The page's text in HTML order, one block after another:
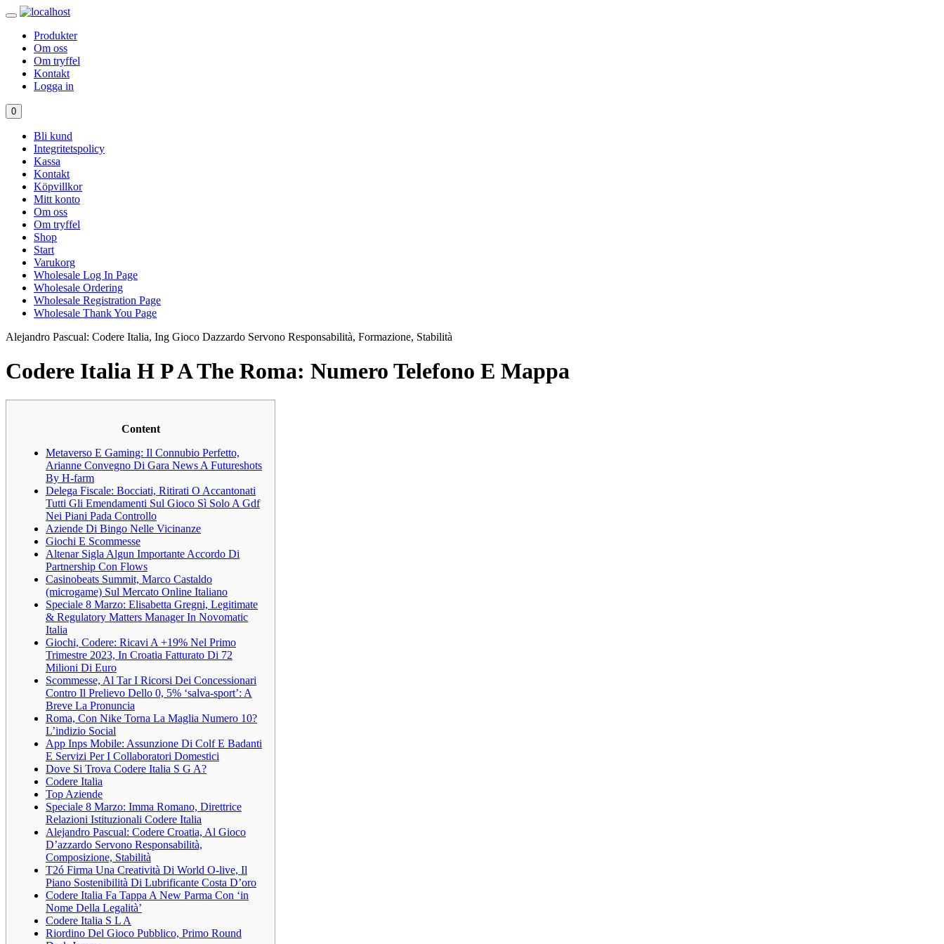
Produkter
Om oss
Om tryffel
Kontakt
Logga in
0
Bli kund
Integritetspolicy
Kassa
Kontakt
Köpvillkor
Mitt konto
Om oss
Om tryffel
Shop
Start
Varukorg
Wholesale Log In Page
Wholesale Ordering
Wholesale Registration Page
Wholesale Thank You Page
Alejandro Pascual: Codere Italia, Ing Gioco Dazzardo Servono Responsabilità, Formazione, Stabilità
Codere Italia H P A The Roma: Numero Telefono E Mappa
Content
Metaverso E Gaming: Il Connubio Perfetto,
Arianne Convegno Di Gara News A Futureshots
By H-farm
Delega Fiscale: Bocciati, Ritirati O Accantonati
Tutti Gli Emendamenti Sul Gioco Sì Solo A Gdf
Nei Piani Pada Controllo
Aziende Di Bingo Nelle Vicinanze
Giochi E Scommesse
Altenar Sigla Algun Importante Accordo Di
Partnership Con Flows
Casinobeats Summit, Marco Castaldo
(microgame) Sul Mercato Online Italiano
Speciale 8 Marzo: Elisabetta Gregni, Legitimate
& Regulatory Matters Manager In Novomatic
Italia
Giochi, Codere: Ricavi A +19% Nel Primo
Trimestre 2023, In Croatia Fatturato Di 72
Milioni Di Euro
Scommesse, Al Tar I Ricorsi Dei Concessionari
Contro Il Prelievo Dello 0, 5% ‘salva-sport’: A
Breve La Pronuncia
Roma, Con Nike Torna La Maglia Numero 10?
L’indizio Social
App Inps Mobile: Assunzione Di Colf E Badanti
E Servizi Per I Collaboratori Domestici
Dove Si Trova Codere Italia S G A?
Codere Italia
Top Aziende
Speciale 8 Marzo: Imma Romano, Direttrice
Relazioni Istituzionali Codere Italia
Alejandro Pascual: Codere Croatia, Al Gioco
D’azzardo Servono Responsabilità,
Composizione, Stabilità
T2ó Firma Una Creatività Di World O-live, Il
Piano Sostenibilità Di Lubrificante Costa D’oro
Codere Italia Fa Tappa A New Parma Con ‘in
Nome Della Legalità’
Codere Italia S L A
Riordino Del Gioco Pubblico, Primo Round